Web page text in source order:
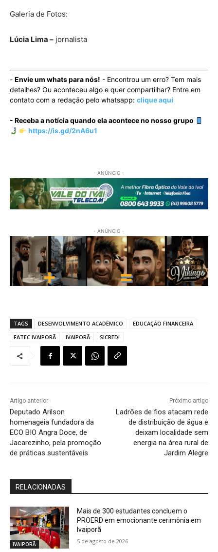
Galeria de Fotos:
Lúcia Lima – jornalista
- Envie um whats para nós! - Encontrou um erro? Tem mais
detalhes? Ou aconteceu algo e quer compartilhar? Entre em
contato com a redação pelo whatsapp: clique aqui
- Receba a notícia quando ela acontece no nosso grupo
https://is.gd/2nA6u1
- ANÚNCIO -
- ANÚNCIO -
TAGS DESENVOLVIMENTO ACADÊMICO
EDUCAÇÃO FINANCEIRA
FATEC IVAIPORÃ
IVAIPORÃ SICREDI
Artigo anterior
Deputado Arilson
homenageia fundadora da
ECO BIO Angra Doce, de
Jacarezinho, pela promoção
de práticas sustentáveis
Próximo artigo
Ladrões de fios atacam rede
de distribuição de água e
deixam localidade sem
energia na área rural de
Jardim Alegre
RELACIONADAS
IVAIPORÃ
Mais de 300 estudantes concluem o
PROERD em emocionante cerimônia em
Ivaiporã
5 de agosto de 2026